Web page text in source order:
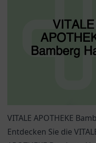
VITALE APOTHEKE
Entdecken Sie die